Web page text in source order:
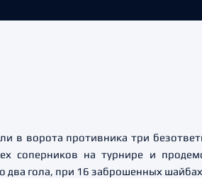
в ворота противника три
на турнире и
два гола, при 16 заброшенных